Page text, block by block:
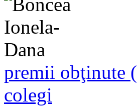
premii obţinute
colegi